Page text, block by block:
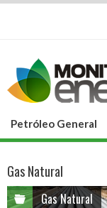
Petróleo General
Gas Natural
Gas Natural